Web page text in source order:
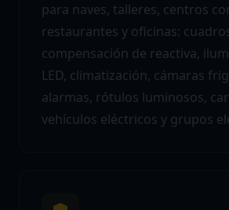
para naves, talleres, centros
restaurantes y oficinas:
compensación de reactiva,
LED, climatización, cámaras
alarmas, rótulos luminosos,
vehículos eléctricos y grupos